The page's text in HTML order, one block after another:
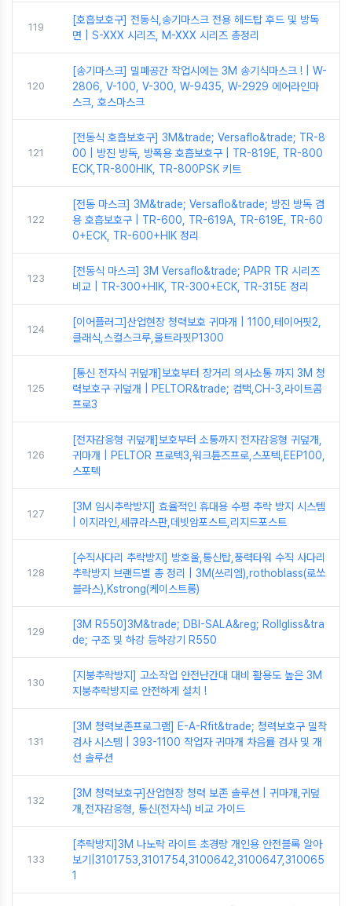
119
[호흡보호구] 전동식,송기마스크 전용 헤드탑 후드 및 방독
면 | S-XXX 시리즈, M-XXX 시리즈 총정리
120
[송기마스크] 밀폐공간 작업시에는 3M 송기식마스크 ! | W-
2806, V-100, V-300, W-9435, W-2929 에어라인마
스크, 호스마스크
121
[전동식 호흡보호구] 3M&trade; Versaflo&trade; TR-8
00 | 방진 방독, 방폭용 호흡보호구 | TR-819E, TR-800
ECK,TR-800HIK, TR-800PSK 키트
122
[전동 마스크] 3M&trade; Versaflo&trade; 방진 방독 겸
용 호흡보호구 | TR-600, TR-619A, TR-619E, TR-60
0+ECK, TR-600+HIK 정리
123
[전동식 마스크] 3M Versaflo&trade; PAPR TR 시리즈
비교 | TR-300+HIK, TR-300+ECK, TR-315E 정리
124
[이어플러그]산업현장 청력보호 귀마개 | 1100,테이어핏2,
클래식,스컬스크루,울트라핏P1300
125
[통신 전자식 귀덮개]보호부터 장거리 의사소통 까지 3M 청
력보호구 귀덮개 | PELTOR&trade; 컴택,CH-3,라이트콤
프로3
126
[전자감응형 귀덮개]보호부터 소통까지 전자감응형 귀덮개,
귀마개 | PELTOR 프로텍3,워크튠즈프로,스포텍,EEP100,
스포텍
127
[3M 임시추락방지] 효율적인 휴대용 수평 추락 방지 시스템
| 이지라인,세큐라스판,데빗암포스트,리지드포스트
128
[수직사다리 추락방지] 방호울,통신탑,풍력타워 수직 사다리
추락방지 브랜드별 총 정리 | 3M(쓰리엠),rothoblass(로쏘
블라스),Kstrong(케이스트롱)
129
[3M R550]3M&trade; DBI-SALA&reg; Rollgliss&tra
de; 구조 및 하강 등하강기 R550
130
[지붕추락방지] 고소작업 안전난간대 대비 활용도 높은 3M
지붕추락방지로 안전하게 설치 !
131
[3M 청력보존프로그램] E-A-Rfit&trade; 청력보호구 밀착
검사 시스템 | 393-1100 작업자 귀마개 차음률 검사 및 개
선 솔루션
132
[3M 청력보호구]산업현장 청력 보존 솔루션 | 귀마개,귀덮
개,전자감응형, 통신(전자식) 비교 가이드
133
[추락방지]3M 나노락 라이트 초경량 개인용 안전블록 알아
보기|3101753,3101754,3100642,3100647,310065
1